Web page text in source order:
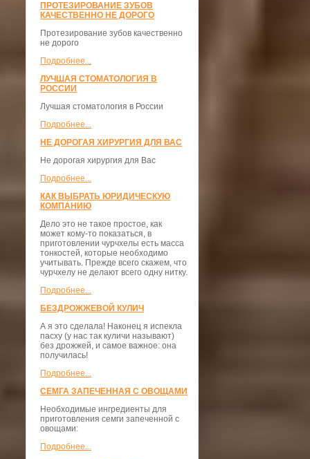
ПРОТЕЗИРОВАНИЕ ЗУБОВ
КАЧЕСТВЕННО НЕ ДОРОГО
Протезирование зубов качественно
не дорого
Подробнее...
ЛУЧШАЯ СТОМАТОЛОГИЯ В
РОССИИ
Лучшая стоматология в России
Подробнее...
НЕ ДОРОГАЯ ХИРУРГИЯ ДЛЯ ВАС
Не дорогая хирургия для Вас
Подробнее...
КАК ВЫБРАТЬ ЮРИДИЧЕСКУЮ
КОМПАНИЮ
Дело это не такое простое, как
может кому-то показаться, в
приготовлении чурчхелы есть масса
тонкостей, которые необходимо
учитывать. Прежде всего скажем, что
чурчхелу не делают всего одну нитку.
Подробнее...
БЕЗДРОЖЖЕВОЙ КУЛИЧ
А я это сделала! Наконец я испекла
пасху (у нас так куличи называют)
без дрожжей, и самое важное: она
получилась!
Подробнее...
СЕМГА ЗАПЕЧЕННАЯ С ОВОЩАМИ
Необходимые ингредиенты для
приготовления семги запеченной с
овощами:
Подробнее...